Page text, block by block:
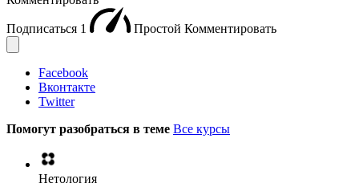
Подписаться 1 Простой Комментировать
Facebook
Вконтакте
Twitter
Помогут разобраться в теме Все курсы
Нетология